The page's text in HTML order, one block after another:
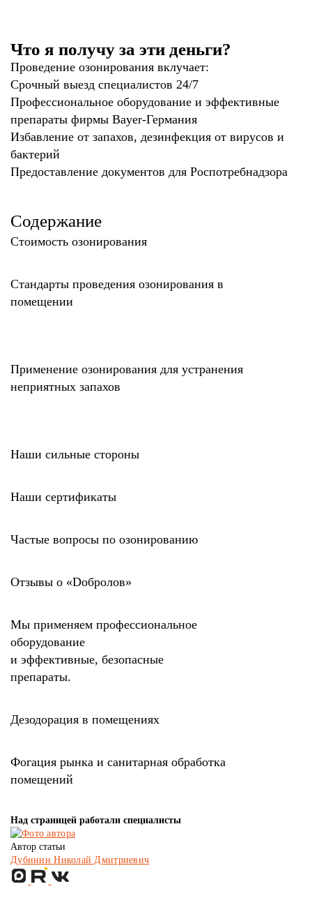
Что я получу за эти деньги?
Проведение озонирования вклучает:
Срочный выезд специалистов 24/7
Профессиональное оборудование и эффективные
препараты фирмы Bayer-Германия
Избавление от запахов, дезинфекция от вирусов и
бактерий
Предоставление документов для Роспотребнадзора
Содержание
Стоимость озонирования
Стандарты проведения озонирования в
помещении
Применение озонирования для устранения
неприятных запахов
Наши сильные стороны
Наши сертификаты
Частые вопросы по озонированию
Отзывы о «Dобролов»
Мы применяем профессиональное
оборудование
и эффективные, безопасные
препараты.
Дезодорация в помещениях
Фогация рынка и санитарная обработка
помещений
Над страницей работали специалисты
Автор статьи
Дубинин Николай Дмитриевич